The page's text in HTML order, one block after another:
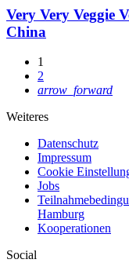
Very Very Veggie
China
1
2
arrow_forward
Weiteres
Datenschutz
Impressum
Cookie
Jobs
Hamburg
Kooperationen
Social